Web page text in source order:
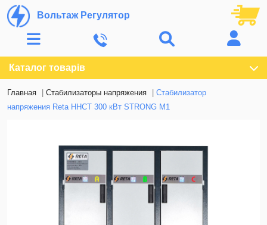
Вольтаж Регулятор
Каталог товарів
Главная Стабилизаторы напряжения
Стабилизатор
напряжения Reta ННСТ 300 кВт STRONG M1